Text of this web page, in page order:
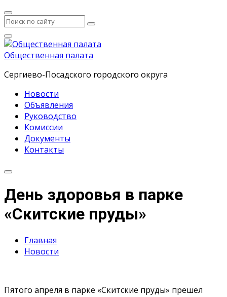
Общественная палата
Сергиево-Посадского городского округа
Новости
Объявления
Руководство
Комиссии
Документы
Контакты
День здоровья в парке
«Скитские пруды»
Главная
Новости
Пятого апреля в парке «Скитские пруды» прешел